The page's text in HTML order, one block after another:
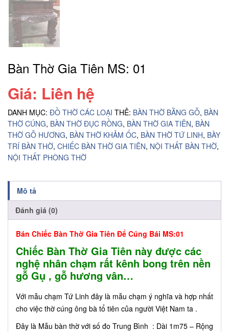
Bàn Thờ Gia Tiên MS: 01
Giá: Liên hệ
DANH MỤC: ĐỒ THỜ CÁC LOẠI THẺ: BÀN THỜ BẰNG GỖ, BÀN
THỜ CÚNG, BÀN THỜ ĐỤC RỒNG, BÀN THỜ GIA TIÊN, BÀN
THỜ GỖ HƯƠNG, BÀN THỜ KHẢM ỐC, BÀN THỜ TỨ LINH, BÀY
TRÍ BÀN THỜ, CHIẾC BÀN THỜ GIA TIÊN, NỘI THẤT BÀN THỜ,
NỘI THẤT PHÒNG THỜ
Mô tả
Đánh giá (0)
Bán Chiếc Bàn Thờ Gia Tiên Để Cúng Bái MS:01
Chiếc Bàn Thờ Gia Tiên này được các
nghệ nhân chạm rất kênh bong trên nền
gỗ Gụ , gỗ hương vân…
Với mẫu chạm Tứ Linh đây là mẫu chạm ý nghĩa và hợp nhất
cho việc thờ cúng ông bà tổ tiên của người Việt Nam ta .
Đây là Mẫu bàn thờ với số đo Trung Bình : Dài 1m75 – Rộng